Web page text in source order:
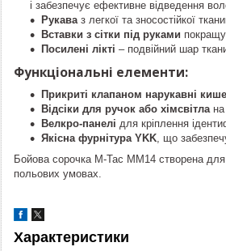
і забезпечує ефективне відведення
Рукава з легкої та зносостійкої
Вставки з сітки під руками
Посилені лікті – подвійний шар
Функціональні елементи:
Прикриті клапаном нарукавні
Відсіки для ручок або хімсвітла на
Велкро-панелі для кріплення
Якісна фурнітура YKK , що
Бойова сорочка M-Tac MM14 створена
польових умовах.
Характеристики